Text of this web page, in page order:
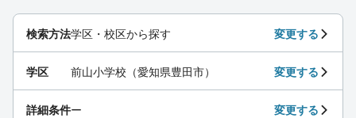
検索方法学区・校区から探す 変更する
学区 前山小学校（愛知県豊田市） 変更する
詳細条件ー 変更する